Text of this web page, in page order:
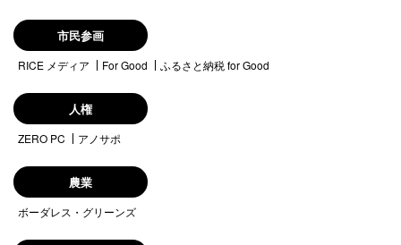
市民参画
RICE メディア For Good ふるさと納税 for Good
人権
ZERO PC アノサポ
農業
ボーダレス・グリーンズ